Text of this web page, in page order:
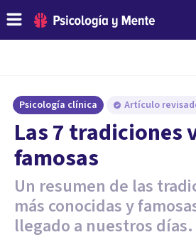
Psicología clínica Artículo
Las 7 tradiciones
famosas
Un resumen de las
más conocidas y
llegado a nuestros días.